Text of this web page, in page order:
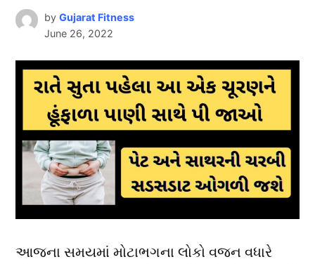
by Gujarat Fitness
June 26, 2022
આજના સમયમાં મોટાભગના લોકો વજન વધારે